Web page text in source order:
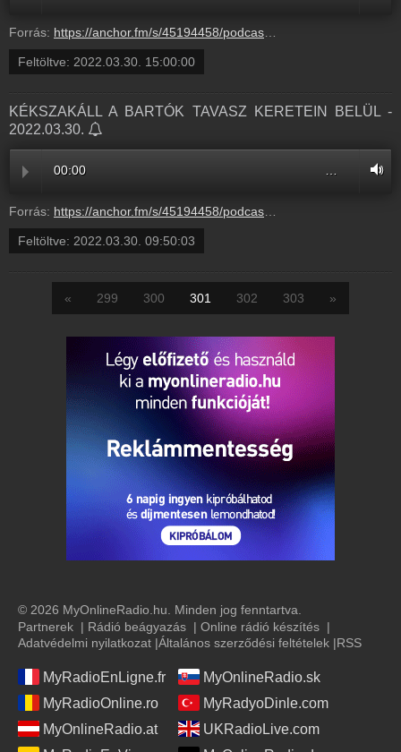
Forrás: https://anchor.fm/s/45194458/podcast/play/49895206/https%3A%2F%2Fd3ctxlq1ktw2nl.cloudfront.net%2Fstaging%2F2022-2-31%2F257047634-44100-2-84112ff546c77.m4a
Feltöltve: 2022.03.30. 15:00:00
KÉKSZAKÁLL A BARTÓK TAVASZ KERETEIN BELÜL -
2022.03.30.
00:00
Forrás: https://anchor.fm/s/45194458/podcast/play/49832946/https%3A%2F%2Fd3ctxlq1ktw2nl.cloudfront.net%2Fproduction%2Fexports%2F45194458%2F49832946%2F5856a85942a726f281ec685e9d9a0e4f.m4a
Feltöltve: 2022.03.30. 09:50:03
« 299 300 301 302 303 »
© 2026 MyOnlineRadio.hu. Minden jog fenntartva.
Partnerek | Rádió beágyazás | Online rádió készítés |
Adatvédelmi nyilatkozat |Általános szerződési feltételek |RSS
MyRadioEnLigne.fr
MyOnlineRadio.sk
MyRadioOnline.ro
MyRadyoDinle.com
MyOnlineRadio.at
UKRadioLive.com